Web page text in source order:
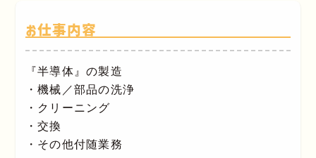
お仕事内容
『半導体』の製造
・機械／部品の洗浄
・クリーニング
・交換
・その他付随業務